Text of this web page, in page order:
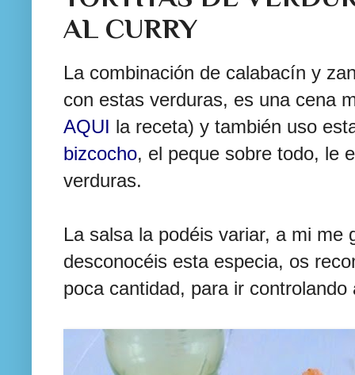
AL CURRY
La combinación de calabacín y
con estas verduras, es una cena
AQUI la receta) y también uso
bizcocho, el peque sobre todo, le
verduras.
La salsa la podéis variar, a mi me
desconocéis esta especia, os
poca cantidad, para ir